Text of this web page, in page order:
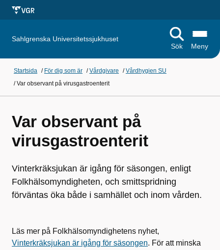
Sahlgrenska Universitetssjukhuset
Sök
Meny
Startsida / För dig som är /Vårdgivare /Vårdhygien SU
/Var observant på virusgastroenterit
Var observant på
virusgastroenterit
Vinterkräksjukan är igång för säsongen, enligt
Folkhälsomyndigheten, och smittspridning
förväntas öka både i samhället och inom vården.
Läs mer på Folkhälsomyndighetens nyhet,
Vinterkräksjukan är igång för säsongen. För att minska